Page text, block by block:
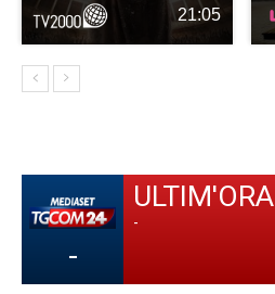
21:05
-
ULTIM'ORA
-